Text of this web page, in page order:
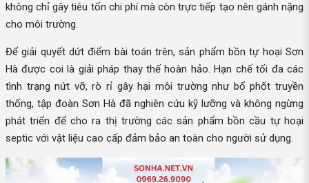
không chỉ gây tiêu tốn chi phí mà còn trực tiếp tạo nên gánh nặng
cho môi trường.
Để giải quyết dứt điểm bài toán trên, sản phẩm bồn tự hoại Sơn
Hà được coi là giải pháp thay thế hoàn hảo. Hạn chế tối đa các
tình trạng nứt vỡ, rò rỉ gây hại môi trường như bổ phốt truyền
thống, tập đoàn Sơn Hà đã nghiên cứu kỹ lưỡng và không ngừng
phát triển để cho ra thị trường các sản phẩm bồn cầu tự hoại
septic với vật liệu cao cấp đảm bảo an toàn cho người sử dụng.